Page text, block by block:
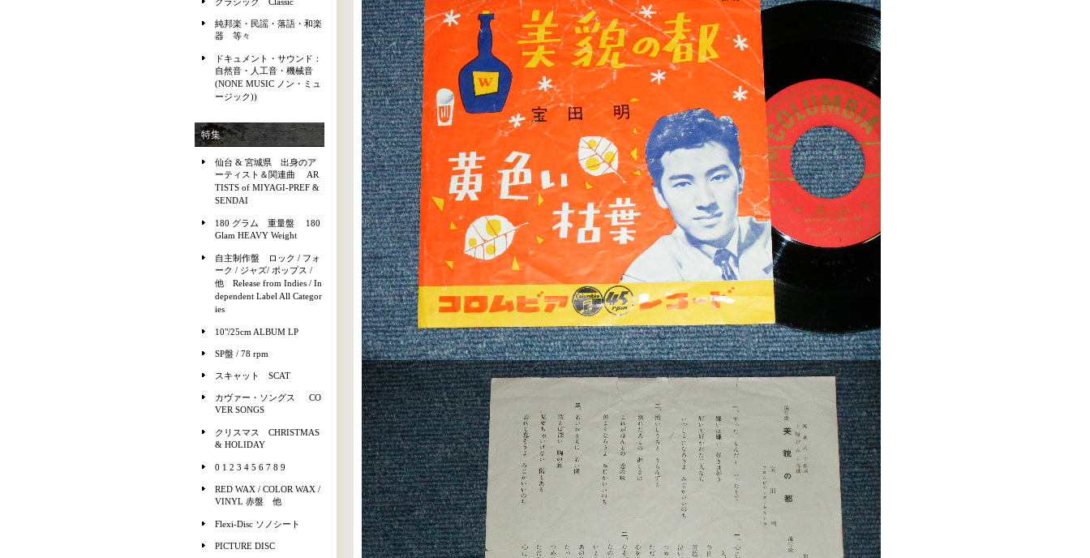
純邦楽・民謡・落語・和楽
器 等々
ドキュメント・サウンド：
自然音・人工音・機械音
(NONE MUSIC ノン・ミュ
ージック))
特集
仙台 & 宮城県 出身のア
ーティスト＆関連曲 AR
TISTS of MIYAGI-PREF &
SENDAI
180 グラム 重量盤 180
Glam HEAVY Weight
自主制作盤 ロック / フォ
ーク / ジャズ/ ポップス /
他 Release from Indies / In
dependent Label All Categor
ies
10"/25cm ALBUM LP
SP盤 / 78 rpm
スキャット SCAT
カヴァー・ソングス CO
VER SONGS
クリスマス CHRISTMAS
& HOLIDAY
0 1 2 3 4 5 6 7 8 9
RED WAX / COLOR WAX /
VINYL 赤盤 他
Flexi-Disc ソノシート
PICTURE DISC